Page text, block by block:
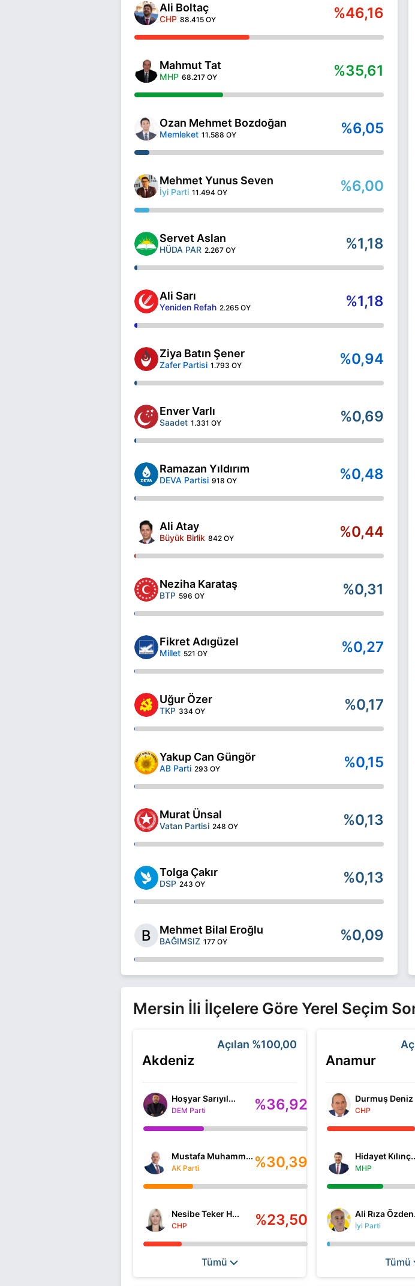
Ali Boltaç
CHP 88.415 OY %46,16
Mahmut Tat
MHP 68.217 OY %35,61
Ozan Mehmet Bozdoğan
Memleket 11.588 OY %6,05
Mehmet Yunus Seven
İyi Parti 11.494 OY %6,00
Servet Aslan
HÜDA PAR 2.267 OY %1,18
Ali Sarı
Yeniden Refah 2.265 OY %1,18
Ziya Batın Şener
Zafer Partisi 1.793 OY %0,94
Enver Varlı
Saadet 1.331 OY %0,69
Ramazan Yıldırım
DEVA Partisi 918 OY %0,48
Ali Atay
Büyük Birlik 842 OY %0,44
Neziha Karataş
BTP 596 OY %0,31
Fikret Adıgüzel
Millet 521 OY %0,27
Uğur Özer
TKP 334 OY %0,17
Yakup Can Güngör
AB Parti 293 OY %0,15
Murat Ünsal
Vatan Partisi 248 OY %0,13
Tolga Çakır
DSP 243 OY %0,13
Mehmet Bilal Eroğlu
BAĞIMSIZ 177 OY %0,09
Mersin İli İlçelere Göre Yerel Seçim
Akdeniz
Açılan %100,00
Hoşyar Sarıyıl...
DEM Parti %36,92
Mustafa Muhamm...
AK Parti %30,39
Nesibe Teker H...
CHP %23,50
Tümü
Anamur
Durmuş Deniz
CHP
Hidayet
MHP
Ali Rıza
İyi Parti
Tümü